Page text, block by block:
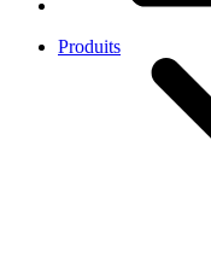
Produits